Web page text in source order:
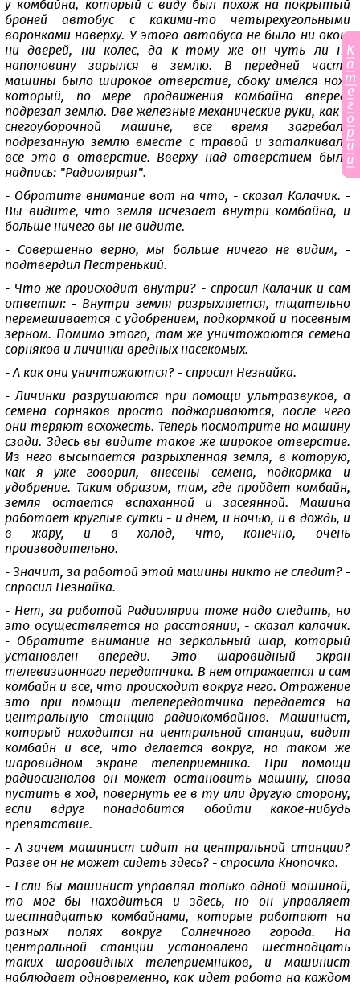
у комбайна, который с виду был похож на покрытый
броней автобус с какими-то четырехугольными
воронками наверху. У этого автобуса не было ни окон,
ни дверей, ни колес, да к тому же он чуть ли не
наполовину зарылся в землю. В передней части
машины было широкое отверстие, сбоку имелся нож,
который, по мере продвижения комбайна вперед,
подрезал землю. Две железные механические руки, как в
снегоуборочной машине, все время загребали
подрезанную землю вместе с травой и заталкивали
все это в отверстие. Вверху над отверстием была
надпись: "Радиолярия".
- Обратите внимание вот на что, - сказал Калачик. -
Вы видите, что земля исчезает внутри комбайна, и
больше ничего вы не видите.
- Совершенно верно, мы больше ничего не видим, -
подтвердил Пестренький.
- Что же происходит внутри? - спросил Калачик и сам
ответил: - Внутри земля разрыхляется, тщательно
перемешивается с удобрением, подкормкой и посевным
зерном. Помимо этого, там же уничтожаются семена
сорняков и личинки вредных насекомых.
- А как они уничтожаются? - спросил Незнайка.
- Личинки разрушаются при помощи ультразвуков, а
семена сорняков просто поджариваются, после чего
они теряют всхожесть. Теперь посмотрите на машину
сзади. Здесь вы видите такое же широкое отверстие.
Из него высыпается разрыхленная земля, в которую,
как я уже говорил, внесены семена, подкормка и
удобрение. Таким образом, там, где пройдет комбайн,
земля остается вспаханной и засеянной. Машина
работает круглые сутки - и днем, и ночью, и в дождь, и
в жару, и в холод, что, конечно, очень
производительно.
- Значит, за работой этой машины никто не следит? -
спросил Незнайка.
- Нет, за работой Радиолярии тоже надо следить, но
это осуществляется на расстоянии, - сказал калачик.
- Обратите внимание на зеркальный шар, который
установлен впереди. Это шаровидный экран
телевизионного передатчика. В нем отражается и сам
комбайн и все, что происходит вокруг него. Отражение
это при помощи телепередатчика передается на
центральную станцию радиокомбайнов. Машинист,
который находится на центральной станции, видит
комбайн и все, что делается вокруг, на таком же
шаровидном экране телеприемника. При помощи
радиосигналов он может остановить машину, снова
пустить в ход, повернуть ее в ту или другую сторону,
если вдруг понадобится обойти какое-нибудь
препятствие.
- А зачем машинист сидит на центральной станции?
Разве он не может сидеть здесь? - спросила Кнопочка.
- Если бы машинист управлял только одной машиной,
то мог бы находиться и здесь, но он управляет
шестнадцатью комбайнами, которые работают на
разных полях вокруг Солнечного города. На
центральной станции установлено шестнадцать
таких шаровидных телеприемников, и машинист
наблюдает одновременно, как идет работа на каждом
К
а
т
е
г
о
р
и
и